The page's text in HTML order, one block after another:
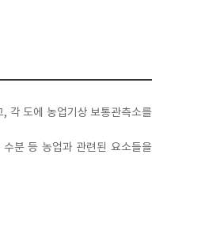
각 도에 농업기상 보통관측소를
분 등 농업과 관련된 요소들을